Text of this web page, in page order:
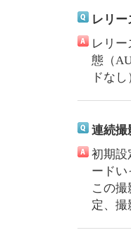
レリ
レリ
態（
ドな
連続撮
初期設
ードい
この
定、撮